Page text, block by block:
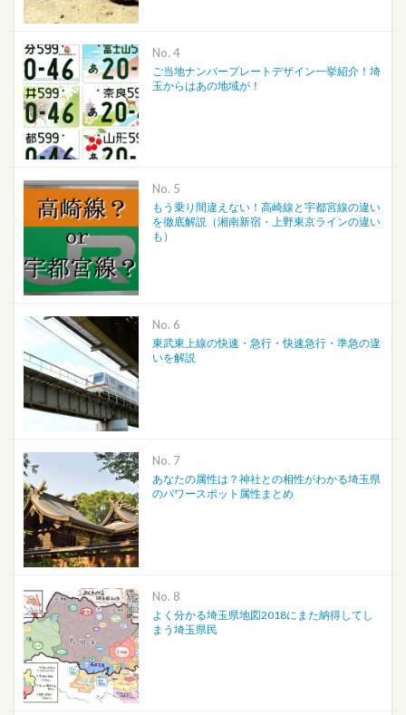
No.
ご当地ナンバープレートデザイン一挙紹介！埼
玉からはあの地域が！
No.
もう乗り間違えない！高崎線と宇都宮線の違い
を徹底解説（湘南新宿・上野東京ラインの違い
も）
No.
東武東上線の快速・急行・快速急行・準急の違
いを解説
No.
あなたの属性は？神社との相性がわかる埼玉県
のパワースポット属性まとめ
No.
よく分かる埼玉県地図2018にまた納得してし
まう埼玉県民